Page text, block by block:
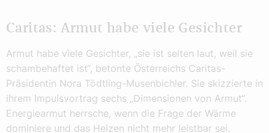
Caritas: Armut habe viele Gesichter
Armut habe viele Gesichter, „sie ist selten laut, weil sie
schambehaftet ist“, betonte Österreichs Caritas-
Präsidentin Nora Tödtling-Musenbichler. Sie skizzierte in
ihrem Impulsvortrag sechs „Dimensionen von Armut“.
Energiearmut herrsche, wenn die Frage der Wärme
dominiere und das Heizen nicht mehr leistbar sei.